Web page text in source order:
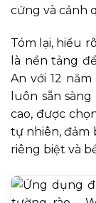
cứng và cảnh
Tóm lại, hiểu
là nền tảng
An với 12
luôn sẵn
cao, được
tự nhiên, đảm
riêng biệt và